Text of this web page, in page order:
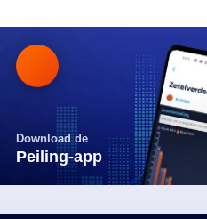
Download de
Peiling-app